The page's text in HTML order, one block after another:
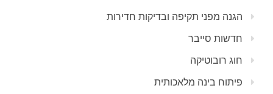
הגנה מפני תקיפה ובדיקות חדירות
חדשות סייבר
חוג רובוטיקה
פיתוח בינה מלאכותית